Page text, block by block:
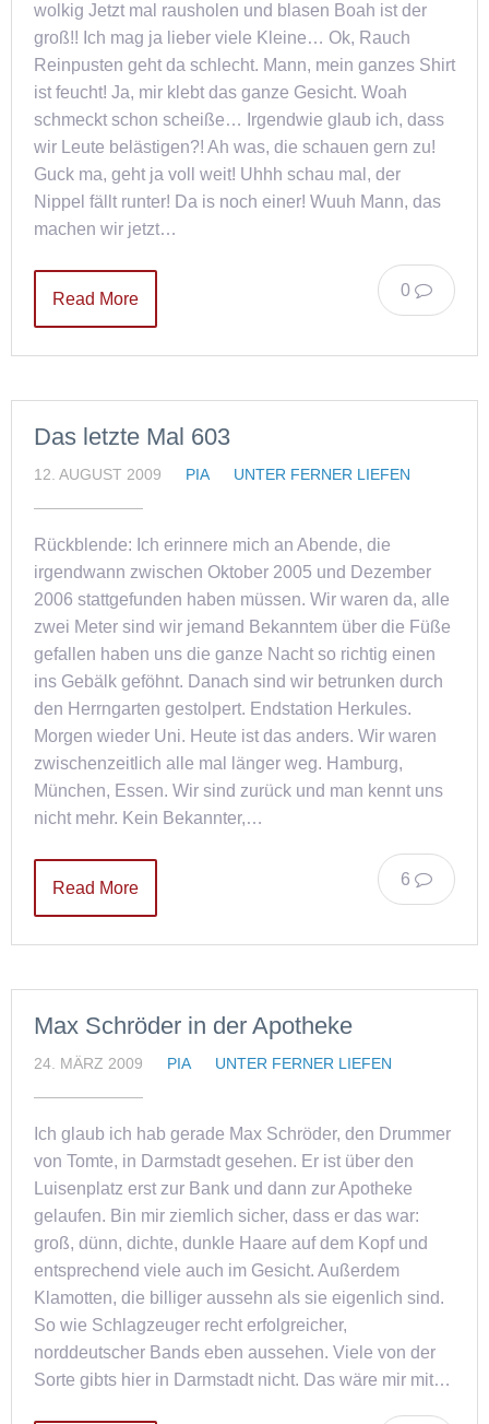
wolkig Jetzt mal rausholen und blasen Boah ist der
groß!! Ich mag ja lieber viele Kleine… Ok, Rauch
Reinpusten geht da schlecht. Mann, mein ganzes Shirt
ist feucht! Ja, mir klebt das ganze Gesicht. Woah
schmeckt schon scheiße… Irgendwie glaub ich, dass
wir Leute belästigen?! Ah was, die schauen gern zu!
Guck ma, geht ja voll weit! Uhhh schau mal, der
Nippel fällt runter! Da is noch einer! Wuuh Mann, das
machen wir jetzt…
0
Read More
Das letzte Mal 603
12. AUGUST 2009 PIA UNTER FERNER LIEFEN
Rückblende: Ich erinnere mich an Abende, die
irgendwann zwischen Oktober 2005 und Dezember
2006 stattgefunden haben müssen. Wir waren da, alle
zwei Meter sind wir jemand Bekanntem über die Füße
gefallen haben uns die ganze Nacht so richtig einen
ins Gebälk geföhnt. Danach sind wir betrunken durch
den Herrngarten gestolpert. Endstation Herkules.
Morgen wieder Uni. Heute ist das anders. Wir waren
zwischenzeitlich alle mal länger weg. Hamburg,
München, Essen. Wir sind zurück und man kennt uns
nicht mehr. Kein Bekannter,…
6
Read More
Max Schröder in der Apotheke
24. MÄRZ 2009 PIA UNTER FERNER LIEFEN
Ich glaub ich hab gerade Max Schröder, den Drummer
von Tomte, in Darmstadt gesehen. Er ist über den
Luisenplatz erst zur Bank und dann zur Apotheke
gelaufen. Bin mir ziemlich sicher, dass er das war:
groß, dünn, dichte, dunkle Haare auf dem Kopf und
entsprechend viele auch im Gesicht. Außerdem
Klamotten, die billiger aussehn als sie eigenlich sind.
So wie Schlagzeuger recht erfolgreicher,
norddeutscher Bands eben aussehen. Viele von der
Sorte gibts hier in Darmstadt nicht. Das wäre mir mit…